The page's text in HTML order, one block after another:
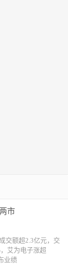
市
交额超2.3亿元，交
艾为电子涨超
业绩